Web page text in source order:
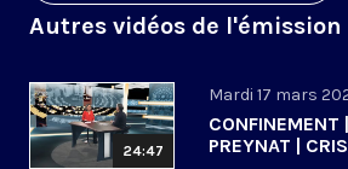
Autres vidéos de l'émission
24:47
Mardi 17 mars
CONFINEMENT
PREYNAT |